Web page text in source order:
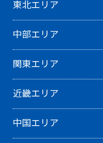
東北エリア
中部エリア
関東エリア
近畿エリア
中国エリア